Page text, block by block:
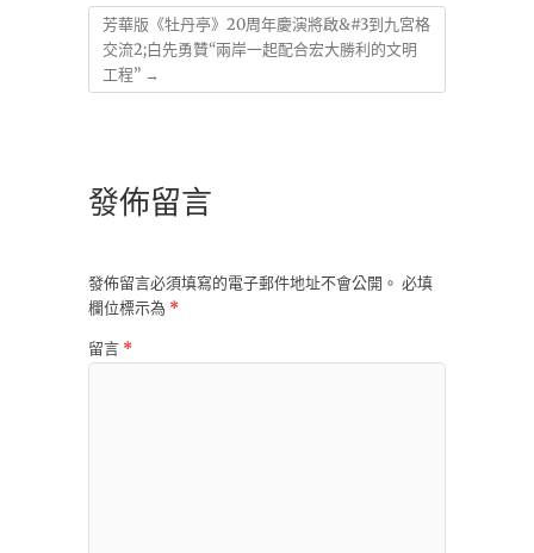
芳華版《牡丹亭》20周年慶演將啟&#3到九宮格
交流2;白先勇贊“兩岸一起配合宏大勝利的文明
工程” →
發佈留言
發佈留言必須填寫的電子郵件地址不會公開。 必填
欄位標示為 *
留言 *